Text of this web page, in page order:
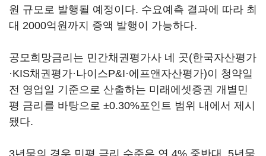
원 규모로 발행될 예정이다. 수요예측 결과에 따라 최
대 2000억원까지 증액 발행이 가능하다.
공모희망금리는 민간채권평가사 네 곳(한국자산평가
·KIS채권평가·나이스P&I·에프앤자산평가)이 청약일
전 영업일 기준으로 산출하는 미래에셋증권 개별민
평 금리를 바탕으로 ±0.30%포인트 범위 내에서 제시
됐다.
3년물의 경우 민평 금리 수준은 연 4% 중반대, 5년물